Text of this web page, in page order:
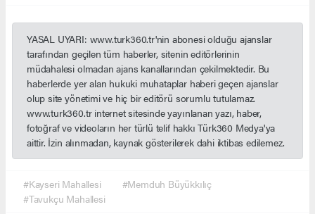
YASAL UYARI: www.turk360.tr'nin abonesi olduğu ajanslar
tarafından geçilen tüm haberler, sitenin editörlerinin
müdahalesi olmadan ajans kanallarından çekilmektedir. Bu
haberlerde yer alan hukuki muhataplar haberi geçen ajanslar
olup site yönetimi ve hiç bir editörü sorumlu tutulamaz.
www.turk360.tr internet sitesinde yayınlanan yazı, haber,
fotoğraf ve videoların her türlü telif hakkı Türk360 Medya'ya
aittir. İzin alınmadan, kaynak gösterilerek dahi iktibas edilemez.
#Kayseri Mahallesi
#Memduh Büyükkılıç
#Tavukçu Mahallesi